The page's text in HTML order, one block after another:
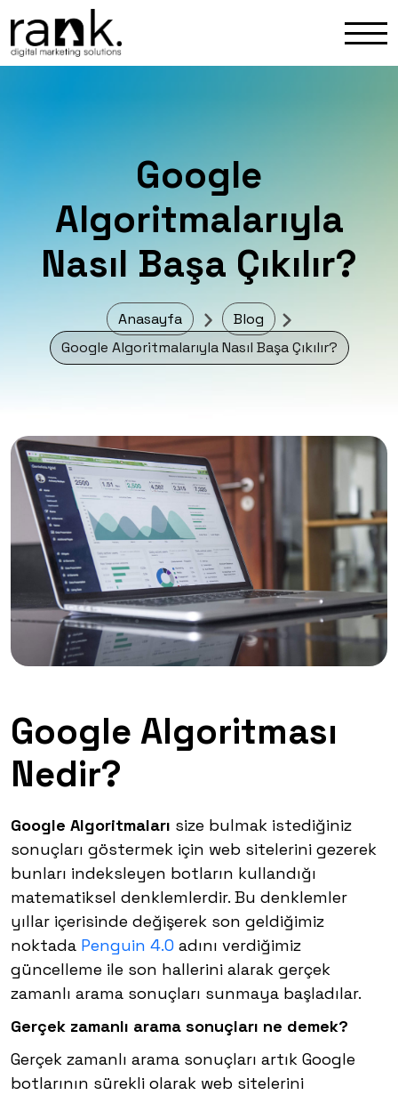
Google
Algoritmalarıyla
Nasıl Başa Çıkılır?
Anasayfa
Blog
Google Algoritmalarıyla Nasıl Başa Çıkılır?
Google Algoritması
Nedir?
Google Algoritmaları size bulmak istediğiniz
sonuçları göstermek için web sitelerini gezerek
bunları indeksleyen botların kullandığı
matematiksel denklemlerdir. Bu denklemler
yıllar içerisinde değişerek son geldiğimiz
noktada Penguin 4.0 adını verdiğimiz
güncelleme ile son hallerini alarak gerçek
zamanlı arama sonuçları sunmaya başladılar.
Gerçek zamanlı arama sonuçları ne demek?
Gerçek zamanlı arama sonuçları artık Google
botlarının sürekli olarak web sitelerini